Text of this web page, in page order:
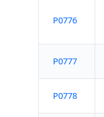
P0776
P0777
P0778